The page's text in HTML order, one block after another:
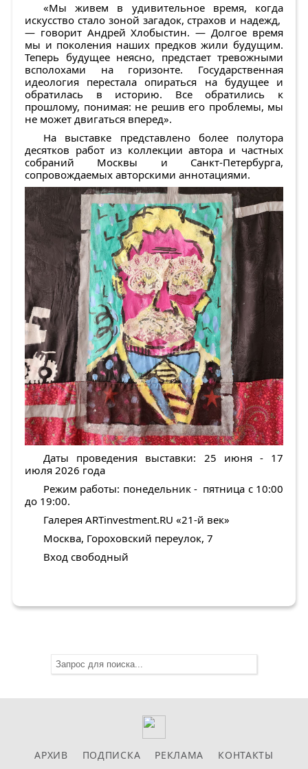
«Мы живем в удивительное время, когда
искусство стало зоной загадок, страхов и надежд,
— говорит Андрей Хлобыстин. — Долгое время
мы и поколения наших предков жили будущим.
Теперь будущее неясно, предстает тревожными
всполохами на горизонте. Государственная
идеология перестала опираться на будущее и
обратилась в историю. Все обратились к
прошлому, понимая: не решив его проблемы, мы
не может двигаться вперед».
На выставке представлено более полутора
десятков работ из коллекции автора и частных
собраний Москвы и Санкт-Петербурга,
сопровождаемых авторскими аннотациями.
Даты проведения выставки: 25 июня - 17
июля 2026 года
Режим работы: понедельник - пятница с 10:00
до 19:00.
Галерея ARTinvestment.RU «21-й век»
Москва, Гороховский переулок, 7
Вход свободный
АРХИВ ПОДПИСКА РЕКЛАМА КОНТАКТЫ